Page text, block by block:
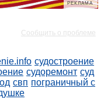
РЕКЛАМА
Сообщить о проблеме
судостроение
судоремонт суд
свп пограничный с